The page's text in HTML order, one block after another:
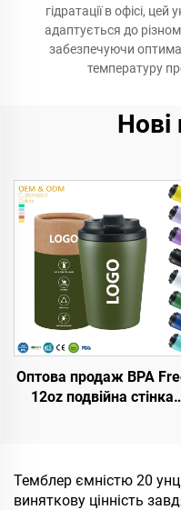
гідратації в офісі,
адаптується до
забезпечуючи
температуру
Нові
Оптова продаж BPA
12oz подвійна стінка
вакуумний термос з
індивідуальним
Темблер ємністю 20
виняткову цінність